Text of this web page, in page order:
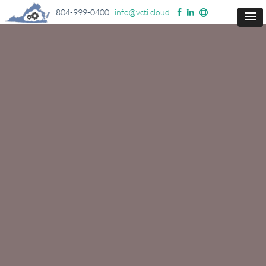
804-999-0400 info@vcti.cloud